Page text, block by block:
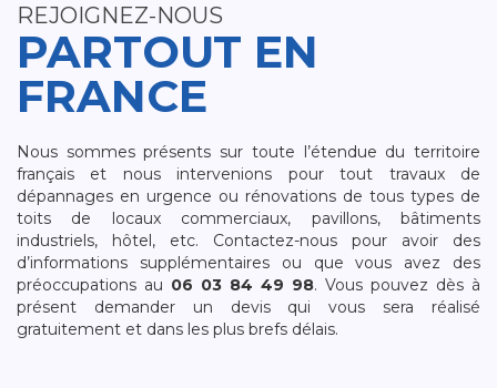
REJOIGNEZ-NOUS
PARTOUT EN
FRANCE
Nous sommes présents sur toute l’étendue du territoire
français et nous intervenions pour tout travaux de
dépannages en urgence ou rénovations de tous types de
toits de locaux commerciaux, pavillons, bâtiments
industriels, hôtel, etc. Contactez-nous pour avoir des
d’informations supplémentaires ou que vous avez des
préoccupations au 06 03 84 49 98. Vous pouvez dès à
présent demander un devis qui vous sera réalisé
gratuitement et dans les plus brefs délais.